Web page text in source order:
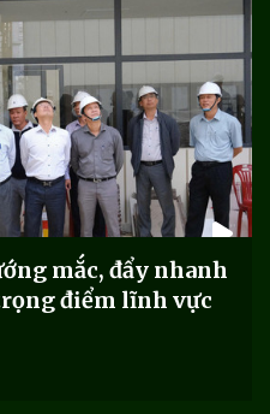
mắc, đẩy nhanh
điểm lĩnh vực